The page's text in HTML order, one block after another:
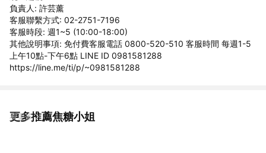
負責人: 許芸薰
客服聯繫方式: 02-2751-7196
客服時段: 週1~5 (10:00-18:00)
其他說明事項: 免付費客服電話 0800-520-510 客服時間 每週1-5
上午10點-下午6點 LINE ID 0981581288
https://line.me/ti/p/~0981581288
更多推薦焦糖小姐
看更多